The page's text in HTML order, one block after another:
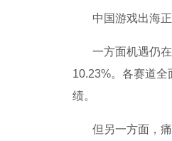
中国游戏出海
一方面机遇仍
10.23%。各赛道
绩。
但另一方面，